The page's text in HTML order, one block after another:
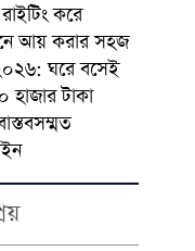
করে
আয় করার সহজ
ঘরে বসেই
হাজার টাকা